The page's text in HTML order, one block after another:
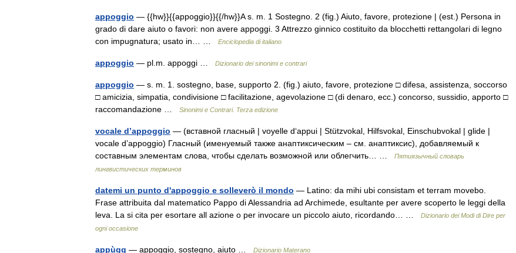
appoggio — {{hw}}{{appoggio}}{{/hw}}A s. m. 1 Sostegno. 2 (fig.) Aiuto, favore, protezione | (est.) Persona in
grado di dare aiuto o favori: non avere appoggi. 3 Attrezzo ginnico costituito da blocchetti rettangolari di legno
con impugnatura; usato in… …
Enciclopedia di italiano
appoggio — pl.m. appoggi … Dizionario dei sinonimi e contrari
appoggio — s. m. 1. sostegno, base, supporto 2. (fig.) aiuto, favore, protezione □ difesa, assistenza, soccorso
□ amicizia, simpatia, condivisione □ facilitazione, agevolazione □ (di denaro, ecc.) concorso, sussidio, apporto □
raccomandazione …
Sinonimi e Contrari. Terza edizione
vocale d’appoggio — (вставной гласный | voyelle d‘appui | Stützvokal, Hilfsvokal, Einschubvokal | glide |
vocale d’appoggio) Гласный (именуемый также анаптиксическим – см. анаптиксис), добавляемый к
составным элементам слова, чтобы сделать возможной или облегчить… …
Пятиязычный словарь
лингвистических терминов
datemi un punto d'appoggio e solleverò il mondo — Latino: da mihi ubi consistam et terram movebo.
Frase attribuita dal matematico Pappo di Alessandria ad Archimede, esultante per avere scoperto le leggi della
leva. La si cita per esortare all azione o per invocare un piccolo aiuto, ricordando… …
Dizionario dei Modi di Dire per
ogni occasione
appùgg — appoggio, sostegno, aiuto … Dizionario Materano